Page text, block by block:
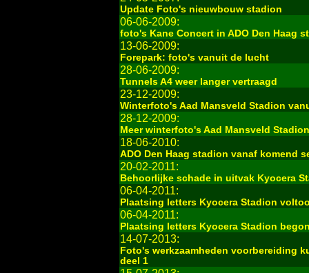
Update Foto's nieuwbouw stadion
06-06-2009:
foto's Kane Concert in ADO Den Haag
13-06-2009:
Forepark: foto's vanuit de lucht
28-06-2009:
Tunnels A4 weer langer vertraagd
23-12-2009:
Winterfoto's Aad Mansveld Stadion
28-12-2009:
Meer winterfoto's Aad Mansveld Stadion
18-06-2010:
ADO Den Haag stadion vanaf komend
20-02-2011:
Behoorlijke schade in uitvak Kyocera
06-04-2011:
Plaatsing letters Kyocera Stadion
06-04-2011:
Plaatsing letters Kyocera Stadion
14-07-2013:
Foto's werkzaamheden voorbereiding
deel 1